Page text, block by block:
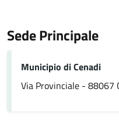
Sede Principale
Municipio di Cenadi
Via Provinciale - 88067